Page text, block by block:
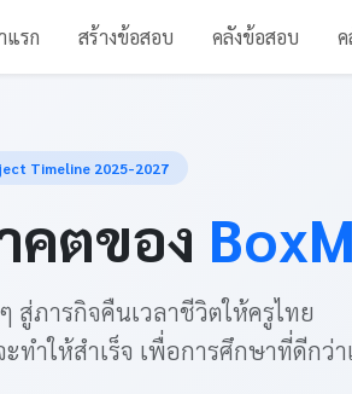
แรก สร้างข้อสอบ คลังข้อสอบ
Timeline 2025-2027
คตของ
สู่ภารกิจคืนเวลาชีวิตให้ครูไทย
ทำให้สำเร็จ เพื่อการศึกษาที่ดีกว่า